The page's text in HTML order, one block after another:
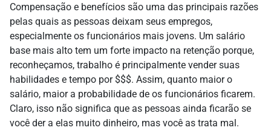
Compensação e benefícios são uma das principais razões
pelas quais as pessoas deixam seus empregos,
especialmente os funcionários mais jovens. Um salário
base mais alto tem um forte impacto na retenção porque,
reconheçamos, trabalho é principalmente vender suas
habilidades e tempo por $$$. Assim, quanto maior o
salário, maior a probabilidade de os funcionários ficarem.
Claro, isso não significa que as pessoas ainda ficarão se
você der a elas muito dinheiro, mas você as trata mal.